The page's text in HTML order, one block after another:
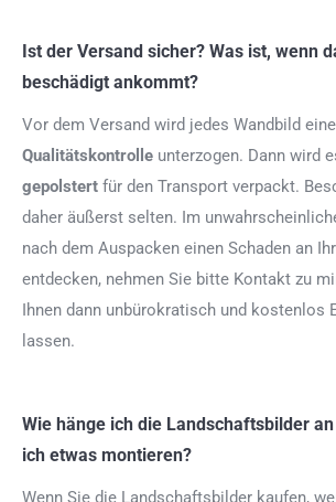
Ist der Versand sicher? Was ist, wenn
beschädigt ankommt?
Vor dem Versand wird jedes Wandbild
Qualitätskontrolle unterzogen. Dann wird
gepolstert für den Transport verpackt.
daher äußerst selten. Im
nach dem Auspacken einen Schaden an
entdecken, nehmen Sie bitte Kontakt zu
Ihnen dann unbürokratisch und kostenlos
lassen.
Wie hänge ich die Landschaftsbilder
ich etwas montieren?